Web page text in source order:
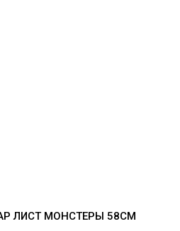
ЛИСТ МОНСТЕРЫ 58СМ